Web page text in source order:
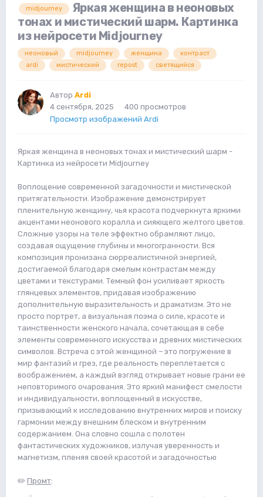
midjourney
Яркая женщина в неоновых
тонах и мистический шарм. Картинка
из нейросети Midjourney
неоновый midjourney женщина
контраст
ardi
мистический repost светящийся
Автор Ardi
4 сентября, 2025
400 просмотров
Просмотр изображений Ardi
Яркая женщина в неоновых тонах и мистический шарм -
Картинка из нейросети Midjourney
Воплощение современной загадочности и мистической
притягательности. Изображение демонстрирует
пленительную женщину, чья красота подчеркнута яркими
акцентами неонового коралла и сияющего желтого цветов.
Сложные узоры на теле эффектно обрамляют лицо,
создавая ощущение глубины и многогранности. Вся
композиция пронизана сюрреалистичной энергией,
достигаемой благодаря смелым контрастам между
цветами и текстурами. Темный фон усиливает яркость
глянцевых элементов, придавая изображению
дополнительную выразительность и драматизм. Это не
просто портрет, а визуальная поэма о силе, красоте и
таинственности женского начала, сочетающая в себе
элементы современного искусства и древних мистических
символов. Встреча с этой женщиной – это погружение в
мир фантазий и грез, где реальность переплетается с
воображением, а каждый взгляд открывает новые грани ее
неповторимого очарования. Это яркий манифест смелости
и индивидуальности, воплощенный в искусстве,
призывающий к исследованию внутренних миров и поиску
гармонии между внешним блеском и внутренним
содержанием. Она словно сошла с полотен
фантастических художников, излучая уверенность и
магнетизм, пленяя своей красотой и загадочностью
✏️ Промт: